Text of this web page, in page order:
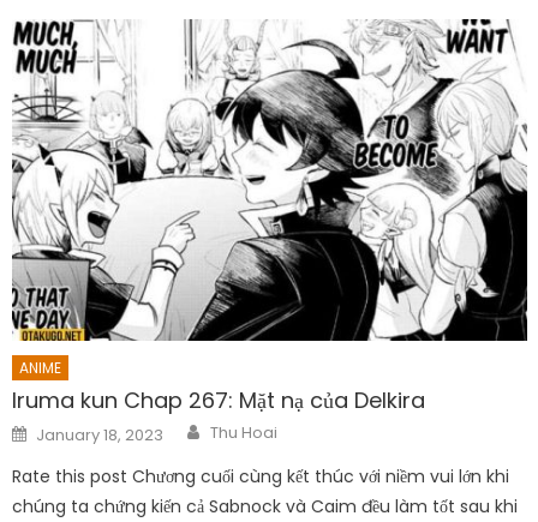
ANIME
Iruma kun Chap 267: Mặt nạ của Delkira
Posted
on
January 18, 2023 Author
Thu Hoai
Rate this post Chương cuối cùng kết thúc với niềm vui lớn khi
chúng ta chứng kiến ​​cả Sabnock và Caim đều làm tốt sau khi